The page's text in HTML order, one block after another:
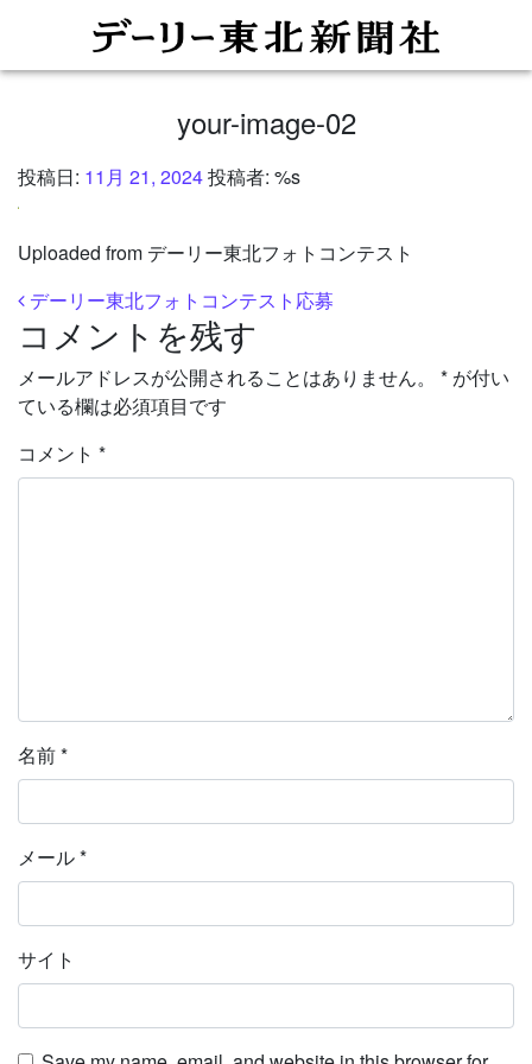
your-image-02
投稿日: 11月 21, 2024投稿者: %s
Uploaded from デーリー東北フォトコンテスト
投稿ナビゲーション
デーリー東北フォトコンテスト応募
コメントを残す
メールアドレスが公開されることはありません。 * が付い
ている欄は必須項目です
コメント *
名前*
メール*
サイト